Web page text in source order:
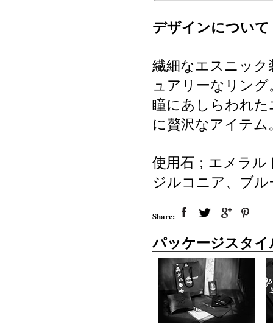
デザインについて
繊細なエスニッ
ュアリーなリング
瞳にあしらわれ
に贅沢なアイテム
使用石；エメラ
ジルコニア、ブ
Share:
パッケージスタ